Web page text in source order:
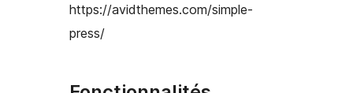
https://avidthemes.com/simple-
press/